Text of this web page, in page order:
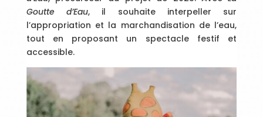
Goutte d’Eau, il souhaite interpeller sur
l’appropriation et la marchandisation de l’eau,
tout en proposant un spectacle festif et
accessible.